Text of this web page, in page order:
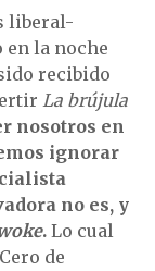
liberal-
en la noche
recibido
La brújula
nosotros en
ignorar
no es, y
. Lo cual
de